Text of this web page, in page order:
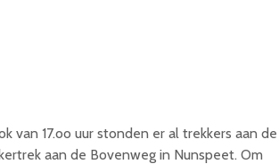
van 17.oo uur stonden er al trekkers aan de
aan de Bovenweg in Nunspeet. Om